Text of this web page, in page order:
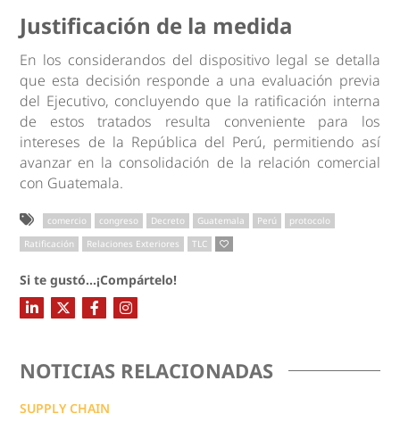
Justificación de la medida
En los considerandos del dispositivo legal se detalla
que esta decisión responde a una evaluación previa
del Ejecutivo, concluyendo que la ratificación interna
de estos tratados resulta conveniente para los
intereses de la República del Perú, permitiendo así
avanzar en la consolidación de la relación comercial
con Guatemala.
comercio congreso Decreto Guatemala Perú
protocolo
Ratificación
Relaciones Exteriores TLC
Si te gustó...¡Compártelo!
NOTICIAS RELACIONADAS
SUPPLY CHAIN